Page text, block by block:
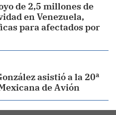
de 2,5 millones de
en Venezuela,
para afectados por
asistió a la 20ª
de Avión